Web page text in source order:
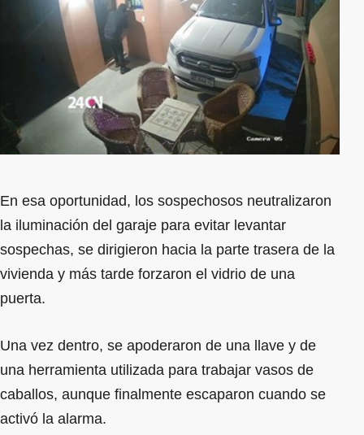
En esa oportunidad, los sospechosos neutralizaron
la iluminación del garaje para evitar levantar
sospechas, se dirigieron hacia la parte trasera de la
vivienda y más tarde forzaron el vidrio de una
puerta.
Una vez dentro, se apoderaron de una llave y de
una herramienta utilizada para trabajar vasos de
caballos, aunque finalmente escaparon cuando se
activó la alarma.